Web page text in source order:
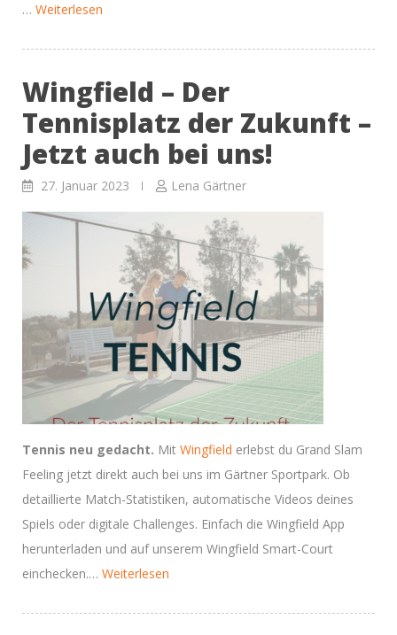
… Weiterlesen
Faschingsferien”
Wingfield – Der
Tennisplatz der Zukunft –
Jetzt auch bei uns!
27. Januar 2023 Lena Gärtner
Tennis neu gedacht. Mit Wingfield erlebst du Grand Slam
Feeling jetzt direkt auch bei uns im Gärtner Sportpark. Ob
detaillierte Match-Statistiken, automatische Videos deines
Spiels oder digitale Challenges. Einfach die Wingfield App
herunterladen und auf unserem Wingfield Smart-Court
einchecken.… Weiterlesen